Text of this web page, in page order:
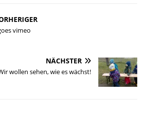
vimeo
NÄCHSTER
wollen sehen, wie es wächst!